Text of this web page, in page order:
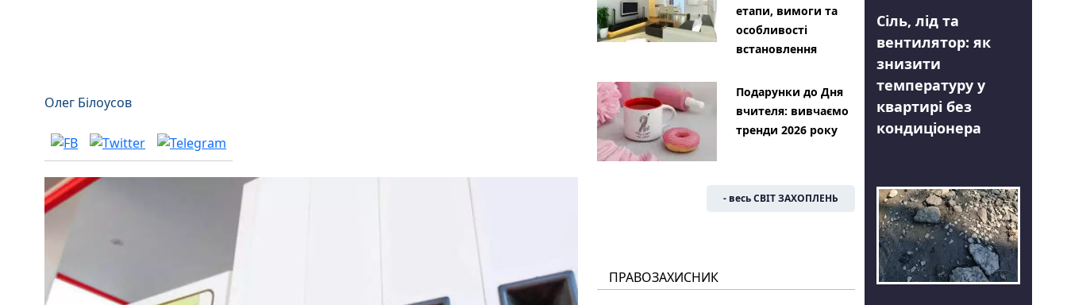
Олег Білоусов
етапи, вимоги та
особливості
встановлення
Подарунки до Дня
вчителя: вивчаємо
тренди 2026 року
- весь СВІТ ЗАХОПЛЕНЬ
ПРАВОЗАХИСНИК
Сіль, лід та
вентилятор: як
знизити
температуру у
квартирі без
кондиціонера